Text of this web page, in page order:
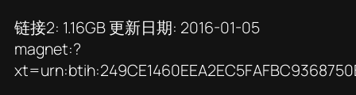
链接2: 1.16GB 更新日期: 2016-01-05
magnet:?